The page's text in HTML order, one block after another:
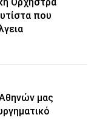
που
μας